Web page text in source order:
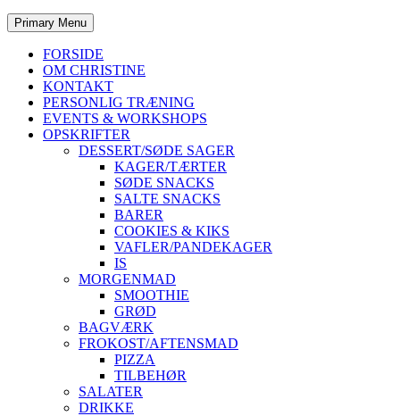
Primary Menu
FORSIDE
OM CHRISTINE
KONTAKT
PERSONLIG TRÆNING
EVENTS & WORKSHOPS
OPSKRIFTER
DESSERT/SØDE SAGER
KAGER/TÆRTER
SØDE SNACKS
SALTE SNACKS
BARER
COOKIES & KIKS
VAFLER/PANDEKAGER
IS
MORGENMAD
SMOOTHIE
GRØD
BAGVÆRK
FROKOST/AFTENSMAD
PIZZA
TILBEHØR
SALATER
DRIKKE